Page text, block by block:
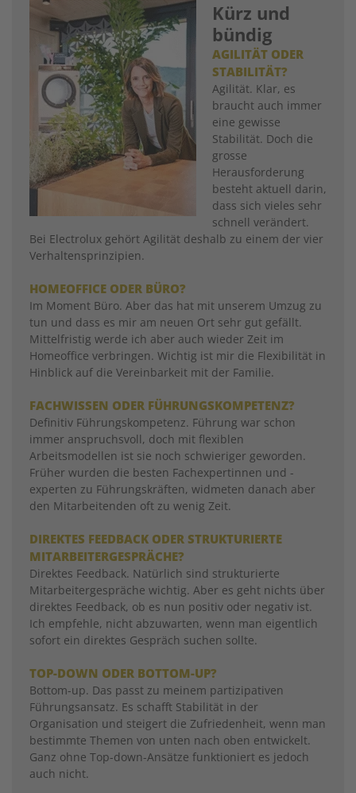
Kürz und
bündig
AGILITÄT ODER
STABILITÄT?
Agilität. Klar, es
braucht auch immer
eine gewisse
Stabilität. Doch die
grosse
Herausforderung
besteht aktuell darin,
dass sich vieles sehr
schnell verändert.
Bei Electrolux gehört Agilität deshalb zu einem der vier
Verhaltensprinzipien.
HOMEOFFICE ODER BÜRO?
Im Moment Büro. Aber das hat mit unserem Umzug zu
tun und dass es mir am neuen Ort sehr gut gefällt.
Mittelfristig werde ich aber auch wieder Zeit im
Homeoffice verbringen. Wichtig ist mir die Flexibilität in
Hinblick auf die Vereinbarkeit mit der Familie.
FACHWISSEN ODER FÜHRUNGSKOMPETENZ?
Definitiv Führungskompetenz. Führung war schon
immer anspruchsvoll, doch mit flexiblen
Arbeitsmodellen ist sie noch schwieriger geworden.
Früher wurden die besten Fachexpertinnen und -
experten zu Führungskräften, widmeten danach aber
den Mitarbeitenden oft zu wenig Zeit.
DIREKTES FEEDBACK ODER STRUKTU­RIERTE
MITARBEITERGESPRÄCHE?
Direktes Feedback. Natürlich sind strukturierte
Mitarbeitergespräche wichtig. Aber es geht nichts über
direktes Feedback, ob es nun positiv oder negativ ist.
Ich empfehle, nicht abzuwarten, wenn man eigentlich
sofort ein direktes Gespräch suchen sollte.
TOP-DOWN ODER BOTTOM-UP?
Bottom-up. Das passt zu meinem partizipativen
Führungsansatz. Es schafft Stabilität in der
Organisation und steigert die Zufriedenheit, wenn man
bestimmte Themen von unten nach oben entwickelt.
Ganz ohne Top-down-Ansätze funktioniert es jedoch
auch nicht.